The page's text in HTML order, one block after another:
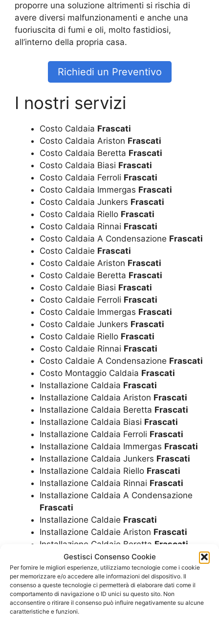
Gestisci Consenso Cookie
Per fornire le migliori esperienze, utilizziamo tecnologie come i cookie
per memorizzare e/o accedere alle informazioni del dispositivo. Il
consenso a queste tecnologie ci permetterà di elaborare dati come il
comportamento di navigazione o ID unici su questo sito. Non
acconsentire o ritirare il consenso può influire negativamente su alcune
caratteristiche e funzioni.
proporre una soluzione altrimenti si rischia di
avere diversi malfunzionamenti e anche una
fuoriuscita di fumi e oli, molto fastidiosi,
all’interno della propria casa.
Richiedi un Preventivo
I nostri servizi
Costo Caldaia Frascati
Costo Caldaia Ariston Frascati
Costo Caldaia Beretta Frascati
Costo Caldaia Biasi Frascati
Costo Caldaia Ferroli Frascati
Costo Caldaia Immergas Frascati
Costo Caldaia Junkers Frascati
Costo Caldaia Riello Frascati
Costo Caldaia Rinnai Frascati
Costo Caldaia A Condensazione Frascati
Costo Caldaie Frascati
Costo Caldaie Ariston Frascati
Costo Caldaie Beretta Frascati
Costo Caldaie Biasi Frascati
Costo Caldaie Ferroli Frascati
Costo Caldaie Immergas Frascati
Costo Caldaie Junkers Frascati
Costo Caldaie Riello Frascati
Costo Caldaie Rinnai Frascati
Costo Caldaie A Condensazione Frascati
Costo Montaggio Caldaia Frascati
Installazione Caldaia Frascati
Installazione Caldaia Ariston Frascati
Installazione Caldaia Beretta Frascati
Installazione Caldaia Biasi Frascati
Installazione Caldaia Ferroli Frascati
Installazione Caldaia Immergas Frascati
Installazione Caldaia Junkers Frascati
Installazione Caldaia Riello Frascati
Installazione Caldaia Rinnai Frascati
Installazione Caldaia A Condensazione
Frascati
Installazione Caldaie Frascati
Installazione Caldaie Ariston Frascati
Installazione Caldaie Beretta Frascati
Installazione Caldaie BiasiFrascati
Installazione Caldaie FerroliFrascati
Installazione Caldaie ImmergasFrascati
Installazione Caldaie JunkersFrascati
Installazione Caldaie RielloFrascati